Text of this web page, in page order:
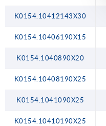
K0154.10412143X30
K0154.10406190X15
K0154.1040890X20
K0154.10408190X25
K0154.1041090X25
K0154.10410190X25